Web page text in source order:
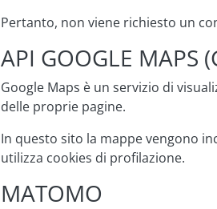
Pertanto, non viene richiesto un
API GOOGLE MAPS
Google Maps è un servizio di
delle proprie pagine.
In questo sito la mappe vengono
utilizza cookies di profilazione.
MATOMO